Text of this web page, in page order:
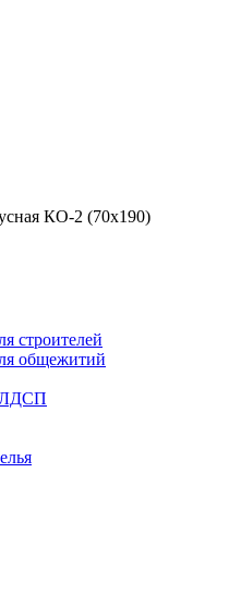
КО-2 (70х190)
строителей
общежитий
ЛДСП